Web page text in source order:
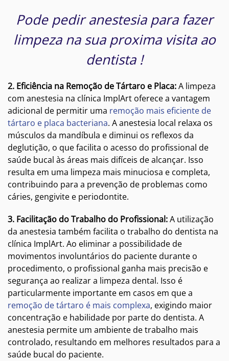
Pode pedir anestesia para fazer
limpeza na sua proxima visita ao
dentista !
2. Eficiência na Remoção de Tártaro e Placa:A limpeza
com anestesia na clínica ImplArt oferece a vantagem
adicional de permitir uma remoção mais eficiente de
tártaro e placa bacteriana. A anestesia local relaxa os
músculos da mandíbula e diminui os reflexos da
deglutição, o que facilita o acesso do profissional de
saúde bucal às áreas mais difíceis de alcançar. Isso
resulta em uma limpeza mais minuciosa e completa,
contribuindo para a prevenção de problemas como
cáries, gengivite e periodontite.
3. Facilitação do Trabalho do Profissional:A utilização
da anestesia também facilita o trabalho do dentista na
clínica ImplArt. Ao eliminar a possibilidade de
movimentos involuntários do paciente durante o
procedimento, o profissional ganha mais precisão e
segurança ao realizar a limpeza dental. Isso é
particularmente importante em casos em que a
remoção de tártaro é mais complexa, exigindo maior
concentração e habilidade por parte do dentista. A
anestesia permite um ambiente de trabalho mais
controlado, resultando em melhores resultados para a
saúde bucal do paciente.